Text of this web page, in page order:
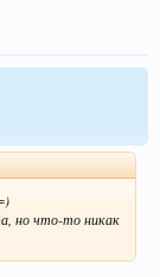
но что-то никак